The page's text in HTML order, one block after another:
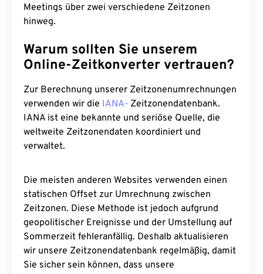
Meetings über zwei verschiedene Zeitzonen
hinweg.
Warum sollten Sie unserem
Online-Zeitkonverter vertrauen?
Zur Berechnung unserer Zeitzonenumrechnungen
verwenden wir die IANA- Zeitzonendatenbank.
IANA ist eine bekannte und seriöse Quelle, die
weltweite Zeitzonendaten koordiniert und
verwaltet.
Die meisten anderen Websites verwenden einen
statischen Offset zur Umrechnung zwischen
Zeitzonen. Diese Methode ist jedoch aufgrund
geopolitischer Ereignisse und der Umstellung auf
Sommerzeit fehleranfällig. Deshalb aktualisieren
wir unsere Zeitzonendatenbank regelmäßig, damit
Sie sicher sein können, dass unsere